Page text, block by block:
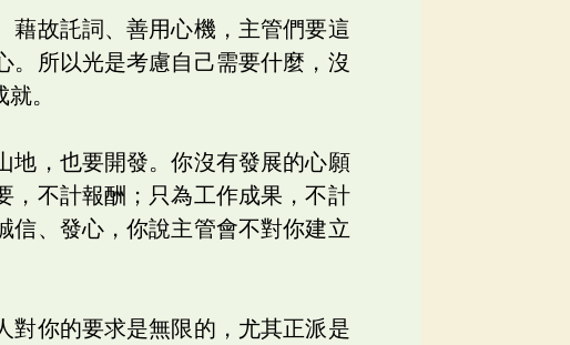
藉故託詞、善用心機，主管們要這
。所以光是考慮自己需要什麼，沒
。
地，也要開發。你沒有發展的心願
，不計報酬；只為工作成果，不計
信、發心，你說主管會不對你建立
對你的要求是無限的，尤其正派是